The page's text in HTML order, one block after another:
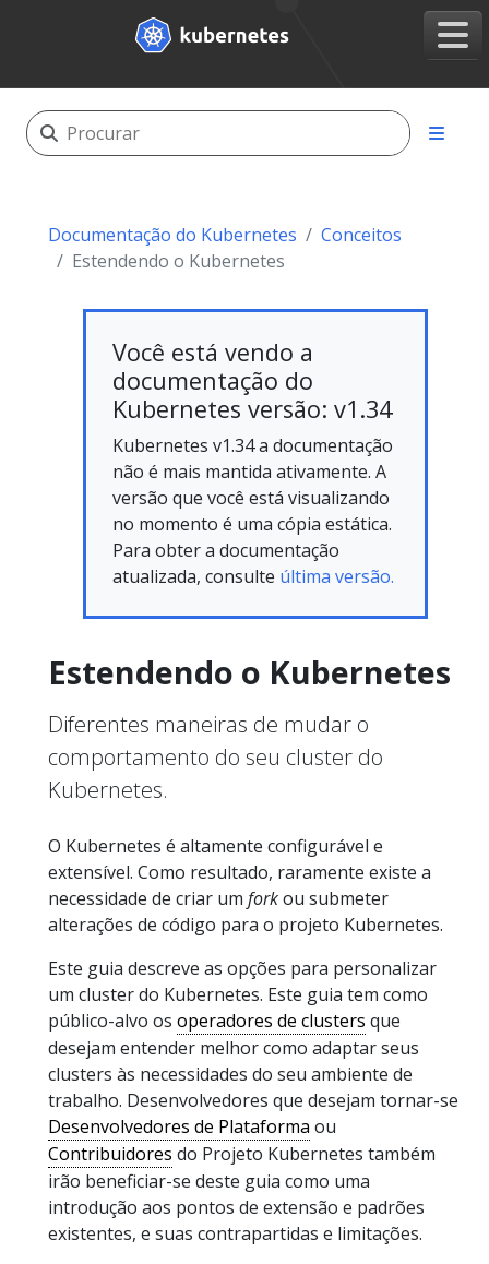
Documentação do Kubernetes
Conceitos
Estendendo o Kubernetes
Você está vendo a
documentação do
Kubernetes versão: v1.34
Kubernetes v1.34 a documentação
não é mais mantida ativamente. A
versão que você está visualizando
no momento é uma cópia estática.
Para obter a documentação
atualizada, consulte última versão.
Estendendo o Kubernetes
Diferentes maneiras de mudar o
comportamento do seu cluster do
Kubernetes.
O Kubernetes é altamente configurável e
extensível. Como resultado, raramente existe a
necessidade de criar um forkou submeter
alterações de código para o projeto Kubernetes.
Este guia descreve as opções para personalizar
um cluster do Kubernetes. Este guia tem como
público-alvo os operadores de clusters que
desejam entender melhor como adaptar seus
clusters às necessidades do seu ambiente de
trabalho. Desenvolvedores que desejam tornar-se
Desenvolvedores de Plataforma ou
Contribuidores do Projeto Kubernetes também
irão beneficiar-se deste guia como uma
introdução aos pontos de extensão e padrões
existentes, e suas contrapartidas e limitações.